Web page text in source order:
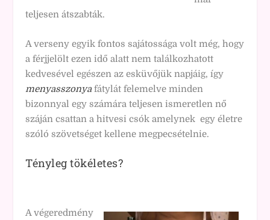
teljesen átszabták.
A verseny egyik fontos sajátossága volt még, hogy
a férjjelölt ezen idő alatt nem találkozhatott
kedvesével egészen az esküvőjük napjáig, így
menyasszonya fátylát felemelve minden
bizonnyal egy számára teljesen ismeretlen nő
száján csattan a hitvesi csók amelynek egy életre
szóló szövetséget kellene megpecsételnie.
Tényleg tökéletes?
A végeredmény